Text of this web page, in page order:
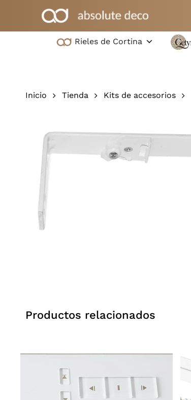
contenido
Rieles de Cortina
Inicio Tienda Kits de accesorios
Productos relacionados